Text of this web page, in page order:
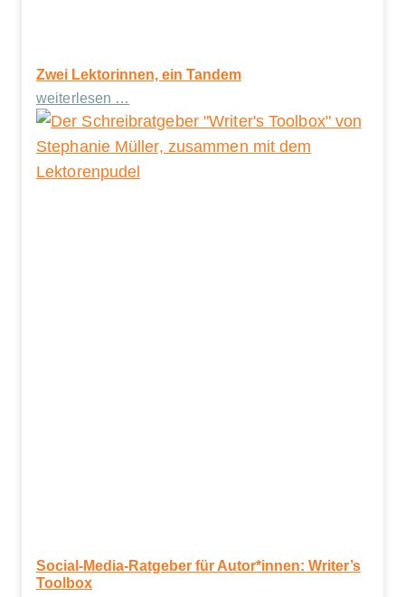
Zwei Lektorinnen, ein Tandem
weiterlesen …
Social-Media-Ratgeber für Autor*innen: Writer’s
Toolbox